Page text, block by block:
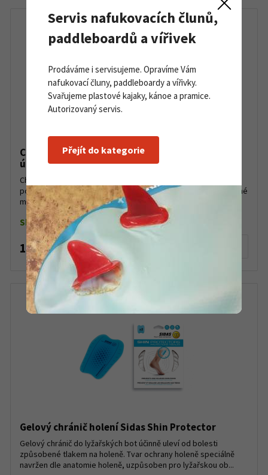
Chladící gel Sidas Recovery Cryo Gel 15 ml pro
úlevu při pohmožděninách a natažených svalech
Chladicí gel z kvalitních surovin pro úlevu od bolesti při
pohmožděninách a natažených svalech. Po aplikaci na postižené
místo dojde k proniknutí esenciálních olejů do po...
Skladem do 5 ks
135 Kč
Gelový chránič holení Sidas Shin Protector
Gelový chránič do lyžařských bot účinně uleví od bolesti
způsobené tlakem na holeně. Tvar ochrany holeně speciálně
navržen dle anatomie holeně, uzpůsoben pro lyžařskou ob...
Servis nafukovacích člunů,
paddleboardů a vířivek
Prodáváme i servisujeme. Opravíme Vám
nafukovací čluny, paddleboardy a vířivky.
Svařujeme plastové kajaky, kánoe a pramice.
Autorizovaný servis.
Přejít do kategorie